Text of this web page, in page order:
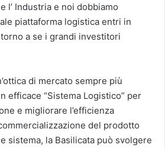
Industria e noi dobbiamo
piattaforma logistica entri in
a se i grandi investitori
di mercato sempre più
efficace “Sistema Logistico” per
e migliorare l’efficienza
del prodotto
sistema, la Basilicata può svolgere